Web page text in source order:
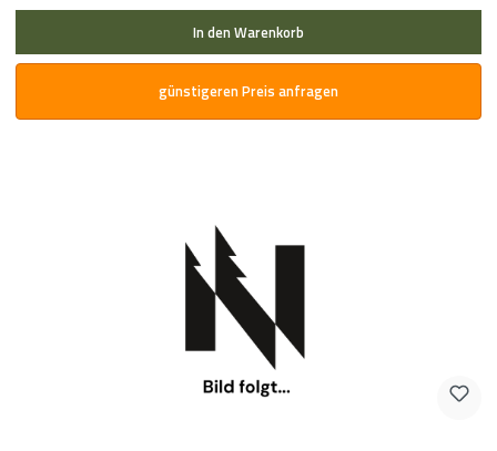
In den Warenkorb
günstigeren Preis anfragen